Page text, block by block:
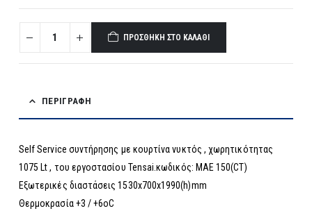
ΠΡΟΣΘΉΚΗ ΣΤΟ ΚΑΛΆΘΙ
ΠΕΡΙΓΡΑΦΉ
Self Service συντήρησης με κουρτίνα νυκτός , χωρητικότητας
1075 Lt , του εργοστασίου Tensai.κωδικός: MAE 150(CT)
Εξωτερικές διαστάσεις 1530x700x1990(h)mm
Θερμοκρασία +3 / +6οC